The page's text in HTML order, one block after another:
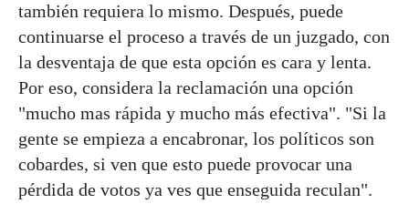
también requiera lo mismo. Después, puede
continuarse el proceso a través de un juzgado, con
la desventaja de que esta opción es cara y lenta.
Por eso, considera la reclamación una opción
"mucho mas rápida y mucho más efectiva". "Si la
gente se empieza a encabronar, los políticos son
cobardes, si ven que esto puede provocar una
pérdida de votos ya ves que enseguida reculan".